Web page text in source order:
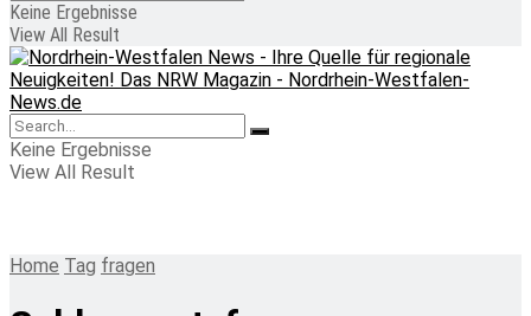
Keine Ergebnisse
View All Result
Keine Ergebnisse
View All Result
Home Tag fragen